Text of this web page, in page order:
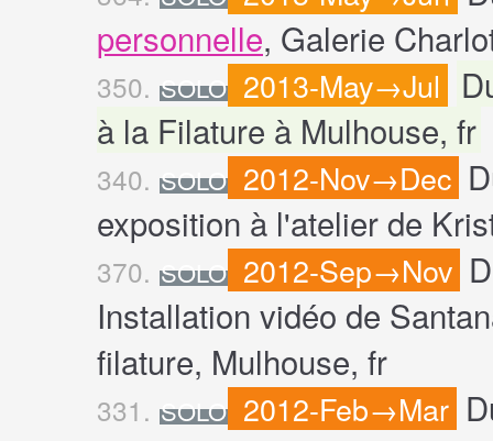
personnelle, Galerie
350. SOLO 2013-May→Jul
à la Filature à Mulhouse, fr
340. SOLO 2012-Nov→Dec
exposition à l'atelier de
370. SOLO 2012-Sep→Nov
Installation vidéo de
filature, Mulhouse, fr
331. SOLO 2012-Feb→Mar